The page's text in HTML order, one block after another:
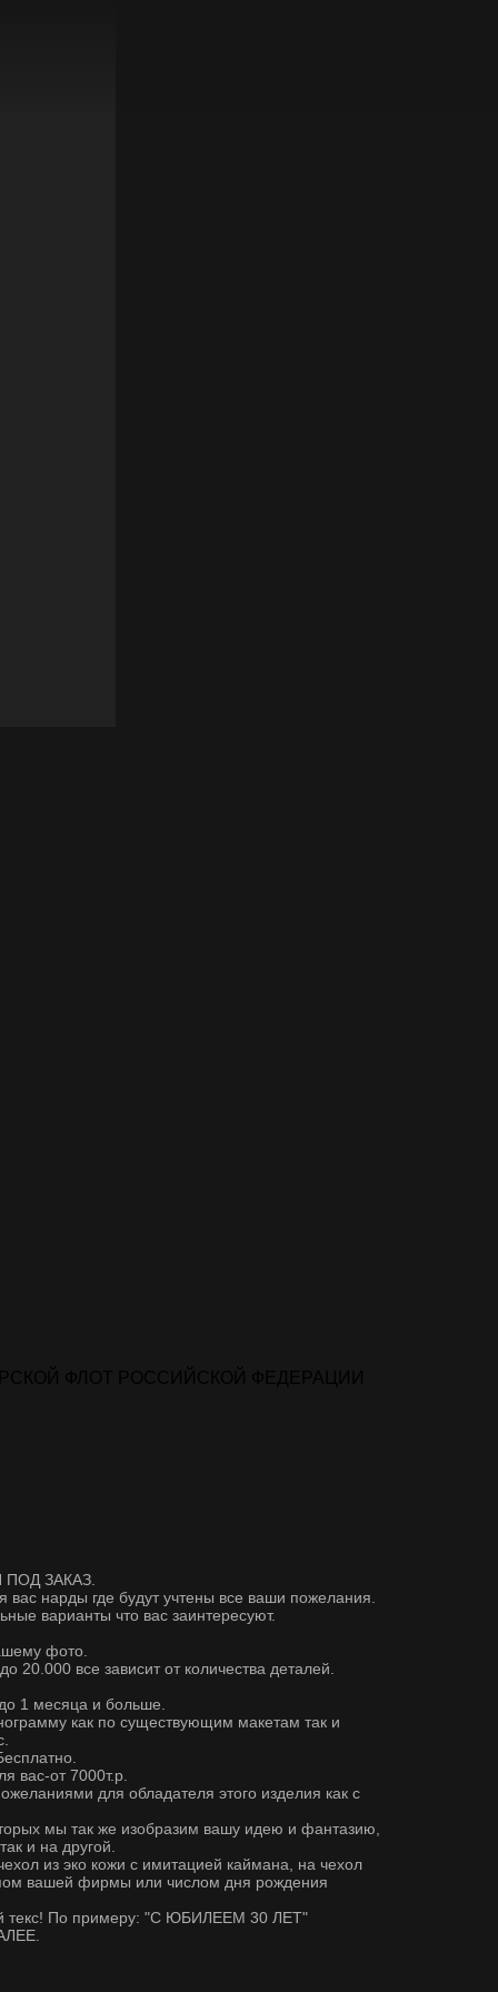
ЗАКАЗ.
вас нарды где будут учтены все ваши пожелания.
варианты что вас заинтересуют.
фото.
20.000 все зависит от количества деталей.
1 месяца и больше.
как по существующим макетам так и
вас-от 7000т.р.
для обладателя этого изделия как с
мы так же изобразим вашу идею и фантазию,
и на другой.
из эко кожи с имитацией каймана, на чехол
вашей фирмы или числом дня рождения
текс! По примеру: "С ЮБИЛЕЕМ 30 ЛЕТ"